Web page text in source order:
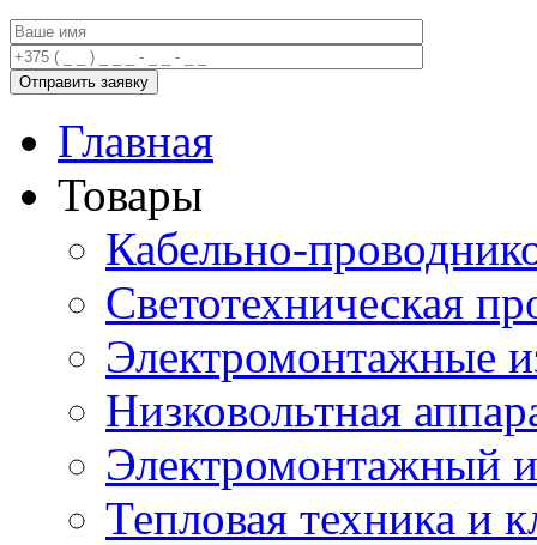
Главная
Товары
Кабельно-
Светотехническая
Электромонтажные
Низковольтная
Электромонтажный
Тепловая техника и